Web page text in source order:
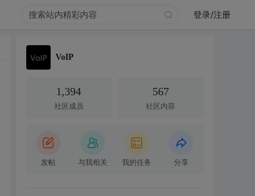
登录/注册
VoIP
1,394
社区成员
567
社区内容
发帖 与我相关 我的任务 分享